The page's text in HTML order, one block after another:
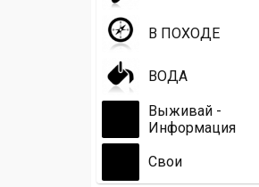
В ПОХОДЕ
ВОДА
Выживай -
Информация
Свои